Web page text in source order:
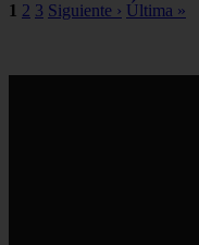
1 2 3 Siguiente › Última »